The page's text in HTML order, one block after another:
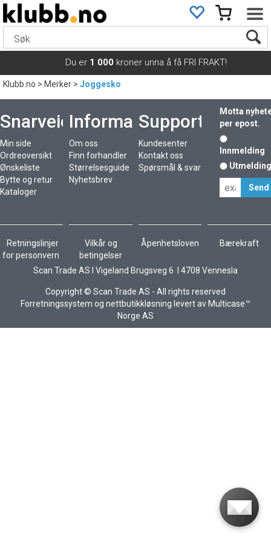
Du er 1 000 kroner unna å få FRI FRAKT!
Klubb.no>Merker>Joggesko
Snarveier
Min side
Ordreoversikt
Ønskeliste
Bytte og retur
Kataloger
Informasjon
Om oss
Finn forhandler
Størrelsesguide
Nyhetsbrev
Support
Kundesenter
Kontakt oss
Spørsmål & svar
Motta
per epost.
Innmelding
Retningslinjer
for personvern
Vilkår og
betingelser
Åpenhetsloven Bærekraft
Scan Trade AS I Vigeland Brugsveg 6 I 4708 Vennesla
Copyright © Scan Trade AS - All rights reserved
Forretningssystem og nettbutikkløsning levert av Multicase™
Norge AS